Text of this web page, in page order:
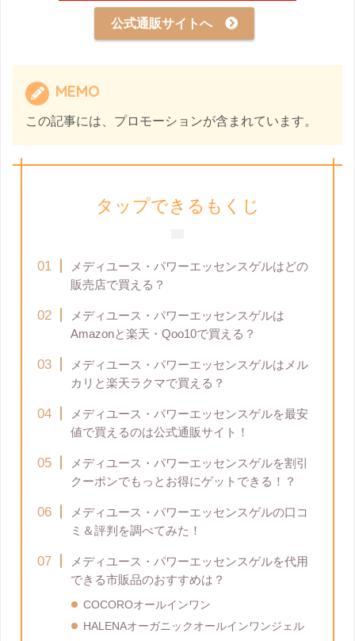
公式通販サイトへ
MEMO
この記事には、プロモーションが含まれています。
タップできるもくじ
メディユース・パワーエッセンスゲルはどの
販売店で買える？
メディユース・パワーエッセンスゲルは
Amazonと楽天・Qoo10で買える？
メディユース・パワーエッセンスゲルはメル
カリと楽天ラクマで買える？
メディユース・パワーエッセンスゲルを最安
値で買えるのは公式通販サイト！
メディユース・パワーエッセンスゲルを割引
クーポンでもっとお得にゲットできる！？
メディユース・パワーエッセンスゲルの口コ
ミ＆評判を調べてみた！
メディユース・パワーエッセンスゲルを代用
できる市販品のおすすめは？
COCOROオールインワン
HALENAオーガニックオールインワンジェル